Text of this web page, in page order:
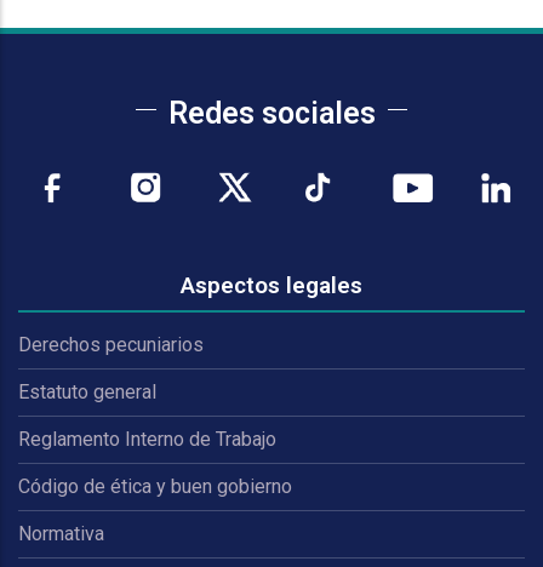
Redes sociales
Aspectos legales
Derechos pecuniarios
Estatuto general
Reglamento Interno de Trabajo
Código de ética y buen gobierno
Normativa